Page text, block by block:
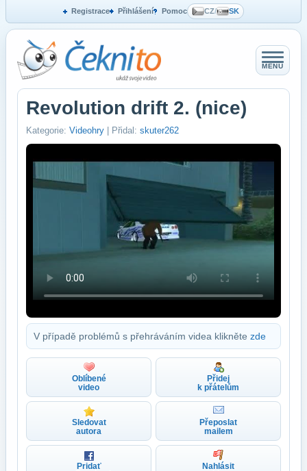
Registrace Přihlášení Pomoc CZ/ SK
MENU
Revolution drift 2. (nice)
Kategorie: Videohry | Přidal: skuter262
V případě problémů s přehráváním videa klikněte zde
Oblíbené
video
Přidej
k přátelům
Sledovat
autora
Přeposlat
mailem
Pridať
Nahlásit